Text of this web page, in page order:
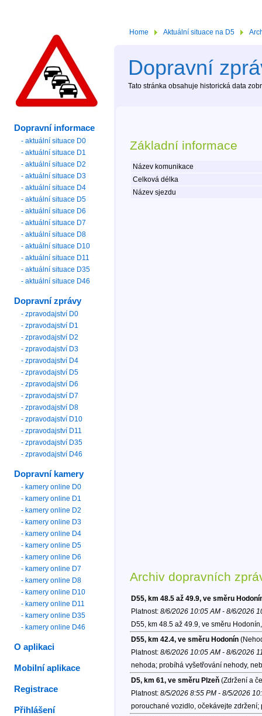
Home Aktuální situace na D5
Dopravní
Tato stránka obsahuje historická data
Základní informace
Název komunikace
Celková délka
Název sjezdu
Archiv dopravních
D55, km 48.5 až 49.9, ve směru
Platnost: 8/6/2026 10:05 AM - 8/6/2026
D55, km 48.5 až 49.9, ve směru
D55, km 42.4, ve směru Hodonín
Platnost: 8/6/2026 10:05 AM - 8/6/2026
nehoda; probíhá vyšetřování nehody,
D5, km 61, ve směru Plzeň(Zdržení a
Platnost: 8/5/2026 8:55 PM - 8/5/2026
porouchané vozidlo, očekávejte zdržení;
Dopravní informace
- aktuální situace D0
- aktuální situace D1
- aktuální situace D2
- aktuální situace D3
- aktuální situace D4
- aktuální situace D5
- aktuální situace D6
- aktuální situace D7
- aktuální situace D8
- aktuální situace D10
- aktuální situace D11
- aktuální situace D35
- aktuální situace D46
Dopravní zprávy
- zpravodajství D0
- zpravodajství D1
- zpravodajství D2
- zpravodajství D3
- zpravodajství D4
- zpravodajství D5
- zpravodajství D6
- zpravodajství D7
- zpravodajství D8
- zpravodajství D10
- zpravodajství D11
- zpravodajství D35
- zpravodajství D46
Dopravní kamery
- kamery online D0
- kamery online D1
- kamery online D2
- kamery online D3
- kamery online D4
- kamery online D5
- kamery online D6
- kamery online D7
- kamery online D8
- kamery online D10
- kamery online D11
- kamery online D35
- kamery online D46
O aplikaci
Mobilní aplikace
Registrace
Přihlášení